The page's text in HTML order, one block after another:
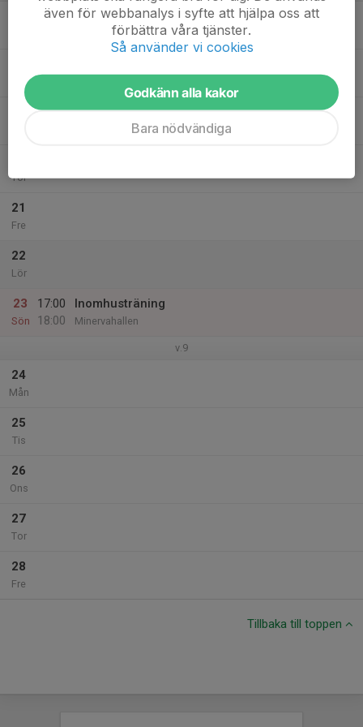
Tor
21
Fre
22
Lör
23
Sön
17:00
18:00
Inomhusträning
Minervahallen
v.9
24
Mån
25
Tis
26
Ons
27
Tor
28
Fre
Tillbaka till toppen
även för webbanalys i syfte att hjälpa oss att
förbättra våra tjänster.
Så använder vi cookies
Godkänn alla kakor
Bara nödvändiga